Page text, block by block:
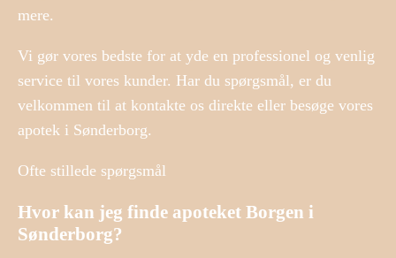
mere.
Vi gør vores bedste for at yde en professionel og venlig
service til vores kunder. Har du spørgsmål, er du
velkommen til at kontakte os direkte eller besøge vores
apotek i Sønderborg.
Ofte stillede spørgsmål
Hvor kan jeg finde apoteket Borgen i
Sønderborg?